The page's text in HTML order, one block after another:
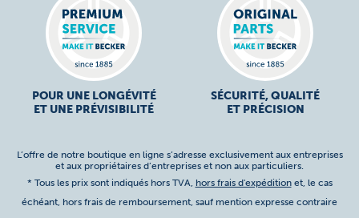
POUR UNE LONGÉVITÉ
ET UNE PRÉVISIBILITÉ
SÉCURITÉ, QUALITÉ
ET PRÉCISION
L’offre de notre boutique en ligne s’adresse exclusivement aux entreprises
et aux propriétaires d’entreprises et non aux particuliers.
* Tous les prix sont indiqués hors TVA, hors frais d'expéditionet, le cas
échéant, hors frais de remboursement, sauf mention expresse contraire